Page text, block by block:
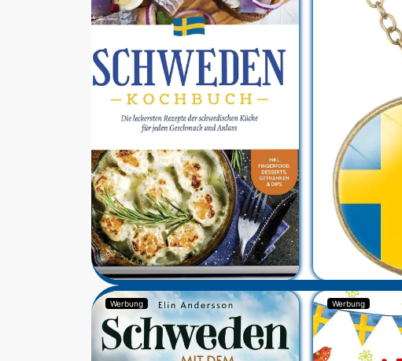
Werbung Werbung